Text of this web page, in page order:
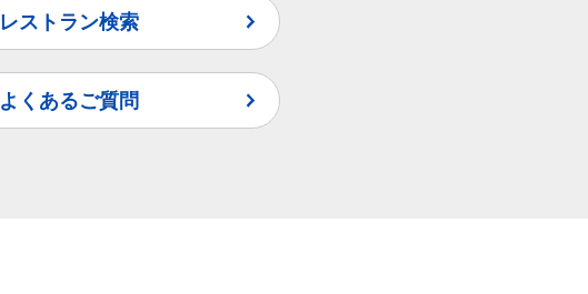
レストラン検索
よくあるご質問